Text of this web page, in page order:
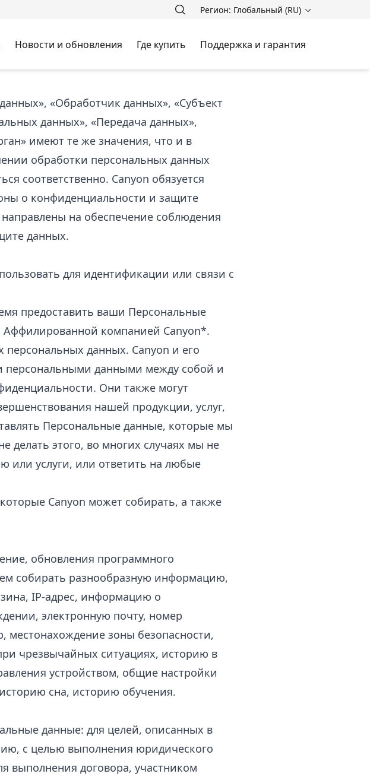
Регион: Глобальный (RU)
Новости и обновления Где купить Поддержка и гарантия
«Обработчик данных», «Субъект
данных», «Передача данных»,
имеют те же значения, что и в
обработки персональных данных
соответственно. Canyon обязуется
о конфиденциальности и защите
на обеспечение соблюдения
данных.
для идентификации или связи с
предоставить ваши Персональные
Аффилированной компанией Canyon*.
персональных данных. Canyon и его
персональными данными между собой и
Они также могут
нашей продукции, услуг,
Персональные данные, которые мы
делать этого, во многих случаях мы не
или услуги, или ответить на любые
Canyon может собирать, а также
обновления программного
собирать разнообразную информацию,
IP-адрес, информацию о
электронную почту, номер
местонахождение зоны безопасности,
чрезвычайных ситуациях, историю в
устройством, общие настройки
сна, историю обучения.
данные: для целей, описанных в
с целью выполнения юридического
выполнения договора, участником